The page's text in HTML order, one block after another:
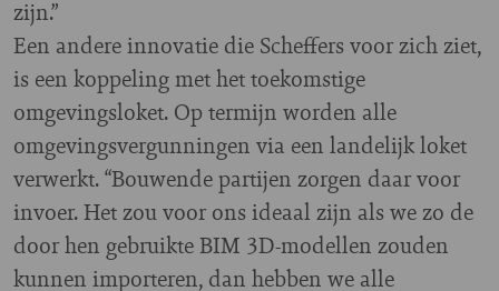
zijn.”
Een andere innovatie die Scheffers voor zich ziet,
is een koppeling met het toekomstige
omgevingsloket. Op termijn worden alle
omgevingsvergunningen via een landelijk loket
verwerkt. “Bouwende partijen zorgen daar voor
invoer. Het zou voor ons ideaal zijn als we zo de
door hen gebruikte BIM 3D-modellen zouden
kunnen importeren, dan hebben we alle